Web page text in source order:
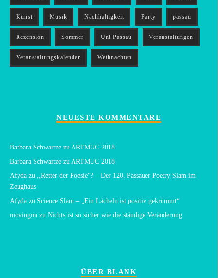
Kunst Musik Nachhaltigkeit Party passau
Rezension Sommer Uni Passau Veranstaltungen
Veranstaltungskalender Weihnachten
NEUESTE KOMMENTARE
Barbara Schwartze zu ARTMUC 2018
Barbara Schwartze zu ARTMUC 2018
Afyda zu
,,Retter der Poesie“? – Der 120. Passauer Poetry Slam im
Zeughaus
Afyda zu Science Slam – „Ein Lächeln ist positiv gekrümmt“
movingon zu Nichts ist so sicher wie die ständige Veränderung
ÜBER BLANK